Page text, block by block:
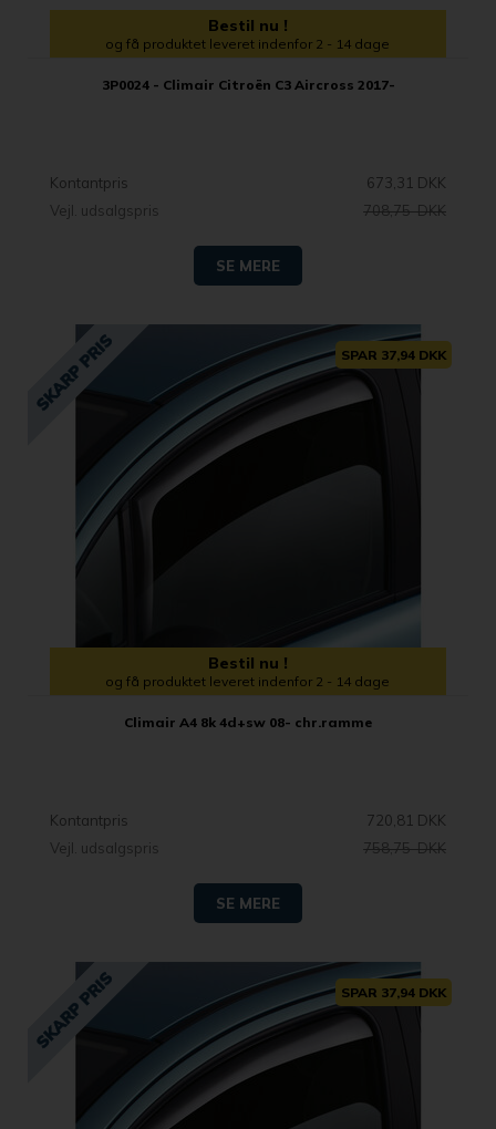
Bestil nu !
og få produktet leveret indenfor 2 - 14 dage
3P0024 - Climair Citroën C3 Aircross 2017-
Kontantpris
673,31 DKK
Vejl. udsalgspris
708,75 DKK
SE MERE
SPAR 37,94 DKK
Bestil nu !
og få produktet leveret indenfor 2 - 14 dage
Climair A4 8k 4d+sw 08- chr.ramme
Kontantpris
720,81 DKK
Vejl. udsalgspris
758,75 DKK
SE MERE
SPAR 37,94 DKK